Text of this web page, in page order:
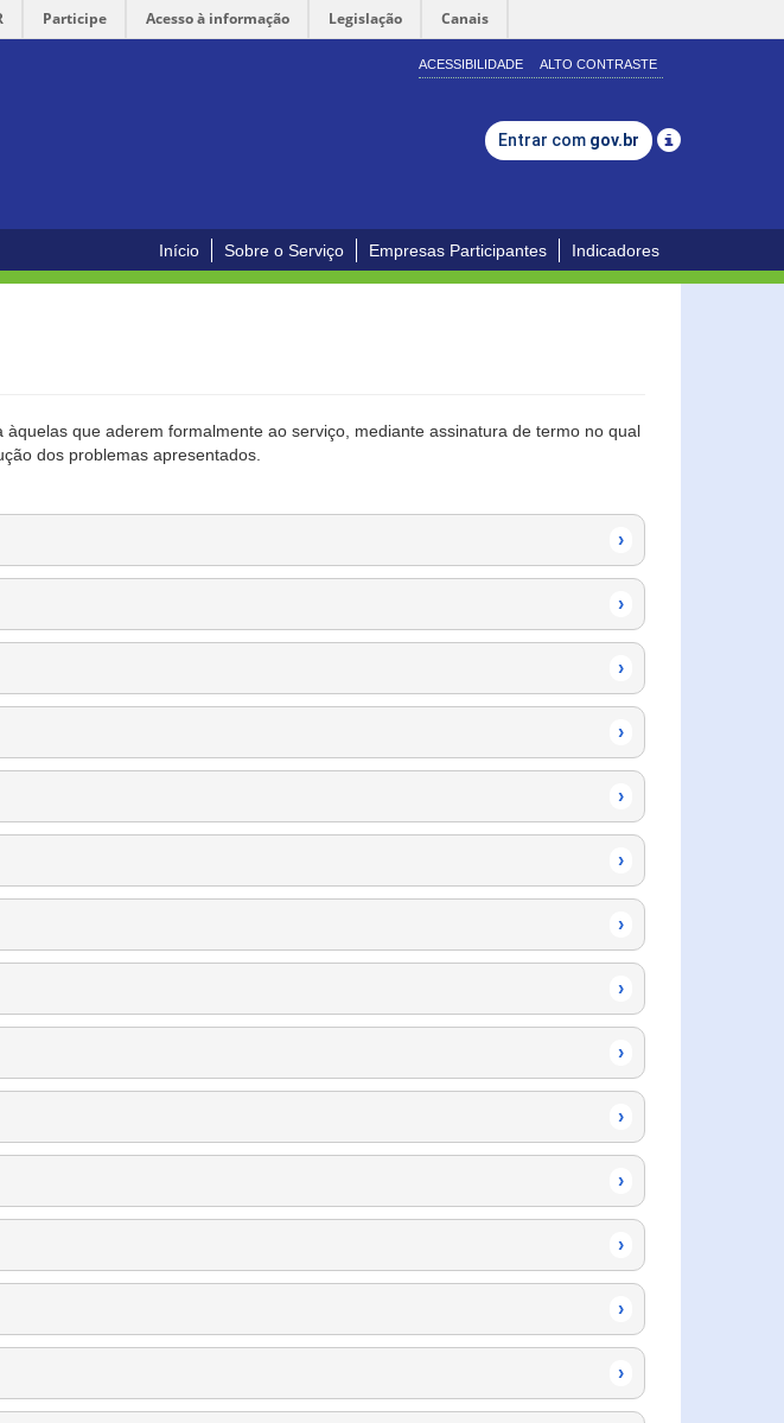
Participe Acesso à informação Legislação Canais
ACESSIBILIDADE ALTO CONTRASTE
Entrar com gov.br
Início Sobre o Serviço Empresas Participantes Indicadores
que aderem formalmente ao serviço, mediante assinatura de termo no qual
dos problemas apresentados.
›
›
›
›
›
›
›
›
›
›
›
›
›
›